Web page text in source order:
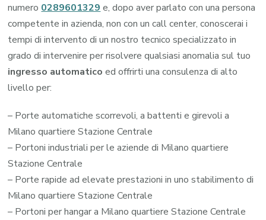
numero 0289601329 e, dopo aver parlato con una persona
competente in azienda, non con un call center, conoscerai i
tempi di intervento di un nostro tecnico specializzato in
grado di intervenire per risolvere qualsiasi anomalia sul tuo
ingresso automatico ed offrirti una consulenza di alto
livello per:
– Porte automatiche scorrevoli, a battenti e girevoli a
Milano quartiere Stazione Centrale
– Portoni industriali per le aziende di Milano quartiere
Stazione Centrale
– Porte rapide ad elevate prestazioni in uno stabilimento di
Milano quartiere Stazione Centrale
– Portoni per hangar a Milano quartiere Stazione Centrale